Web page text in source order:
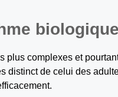
plus complexes et
distinct de celui des